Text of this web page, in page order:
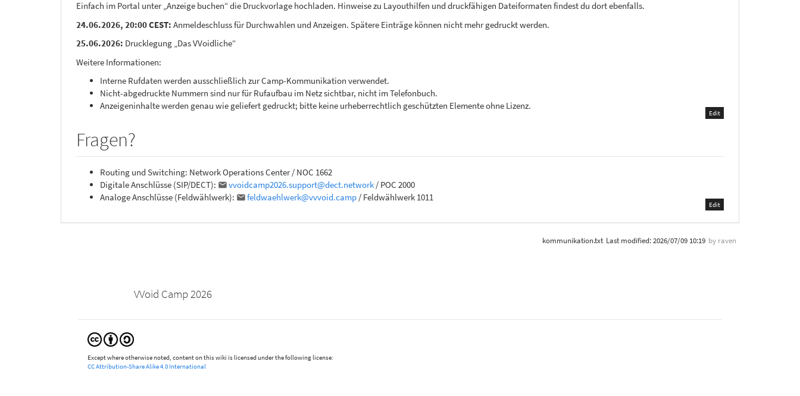
Einfach im Portal unter „Anzeige buchen“ die Druckvorlage hochladen. Hinweise zu Layouthilfen und druckfähigen Dateiformaten findest du dort ebenfalls.
24.06.2026, 20:00 CEST: Anmeldeschluss für Durchwahlen und Anzeigen. Spätere Einträge können nicht mehr gedruckt werden.
25.06.2026: Drucklegung „Das VVoidliche“
Weitere Informationen:
Interne Rufdaten werden ausschließlich zur Camp-Kommunikation verwendet.
Nicht-abgedruckte Nummern sind nur für Rufaufbau im Netz sichtbar, nicht im Telefonbuch.
Anzeigeninhalte werden genau wie geliefert gedruckt; bitte keine urheberrechtlich geschützten Elemente ohne Lizenz.
Edit
Fragen?
Routing und Switching: Network Operations Center / NOC 1662
Digitale Anschlüsse (SIP/DECT):
vvoidcamp2026.support@dect.network / POC 2000
Analoge Anschlüsse (Feldwählwerk):
feldwaehlwerk@vvvoid.camp / Feldwählwerk 1011
Edit
kommunikation.txt Last modified:2026/07/09 10:19 by raven
VVoid Camp 2026
Except where otherwise noted, content on this wiki is licensed under the following license:
CC Attribution-Share Alike 4.0 International